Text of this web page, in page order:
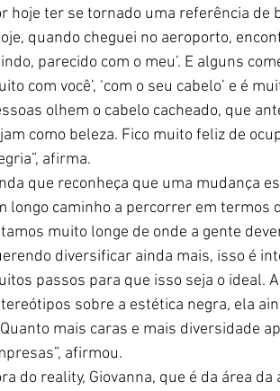
hoje ter se tornado uma referência
quando cheguei no aeroporto,
parecido com o meu’. E alguns
com você’, ‘com o seu cabelo’ e é
olhem o cabelo cacheado, que
como beleza. Fico muito feliz de
afirma.
que reconheça que uma mudança
longo caminho a percorrer em termos
muito longe de onde a gente
diversificar ainda mais, isso é
passos para que isso seja o
sobre a estética negra, ela
mais caras e mais diversidade
afirmou.
do reality, Giovanna, que é da área